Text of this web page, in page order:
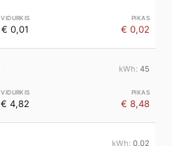
€ 0,01 € 0,02
45
€ 4,82 € 8,48
0.02